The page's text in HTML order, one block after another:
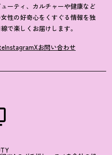
ーティ、カルチャーや健康など
性の好奇心をくすぐる情報を独
で楽しくお届けします。
InstagramXお問い合わせ